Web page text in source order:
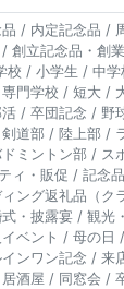
/ 内定記念品 /
創立記念品・創
/ 小学生 / 中学
門学校 / 短大 /
/ 卒団記念 /
道部 / 陸上部 /
ミントン部 / ス
ィ・販促 / 記念
ング返礼品（ク
・披露宴 / 観光
ベント / 母の日
ンワン記念 / 来
酒屋 / 同窓会 /